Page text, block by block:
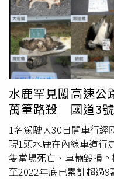
食。泰國菜講究酸、甜
個國家給人的感覺：五
頭的塑膠椅上，汗流浹
的層次感會讓你覺得50
也可以在「藍象」這樣
宮廷皇室料理。 讓王哲
以後的事，因為這裡連
罪！」 然而「泰式服務
因素。不是日本那種精準
是歐美那種大而化之的
一種「柔軟」，那種柔軟
「你會發現，泰國服務
聲」，原PO也關心「您
任何回應。原PO無奈道
對方已更換LINE及臉書
要，我們也是要給司機
訴，我們都可以取消的
在底下留言，根據他查
高雄市經營一家便當店
覺上他是擔心沒趕上較
胎 」、「這位台灣人太
丟臉丟到國外」、「大
拿，給他點懲罰」、「
變更了Google上的店名
店，常翹早上課去吃，
水鹿罕見闖高速公
萬筆路殺 國道3
1名駕駛人30日開車行經
現1頭水鹿在內線車道行
隻當場死亡、車輛毀損
至2022年底已累計超過9